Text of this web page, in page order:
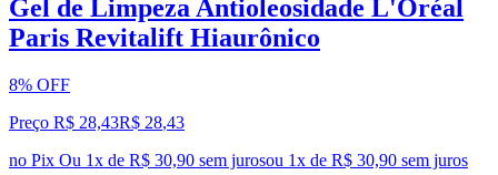
Gel de Limpeza Antioleosidade L'Oréal
Paris Revitalift Hiaurônico
8% OFF
Preço R$ 28,43R$ 28,43
no Pix Ou 1x de R$ 30,90 sem jurosou 1x de R$ 30,90 sem juros